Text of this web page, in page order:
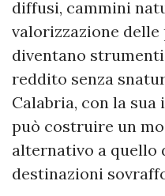
diffusi, cammini
valorizzazione
diventano
reddito senza
Calabria, con la
può costruire un
alternativo a quello
destinazioni